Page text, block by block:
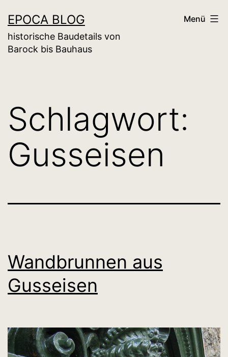
Inhalt
springen
EPOCA BLOG
historische Baudetails von
Barock bis Bauhaus
Menü
Schlagwort:
Gusseisen
Wandbrunnen aus
Gusseisen